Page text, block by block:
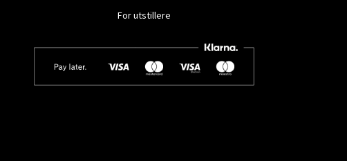
For utstillere